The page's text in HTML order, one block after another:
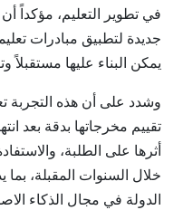
في تطوير التعليم، مؤكداً أن
جديدة لتطبيق مبادرات
يمكن البناء عليها مستقبلاً
وشدد على أن هذه التجربة
تقييم مخرجاتها بدقة بعد
أثرها على الطلبة،
خلال السنوات المقبلة،
الدولة في مجال الذكاء